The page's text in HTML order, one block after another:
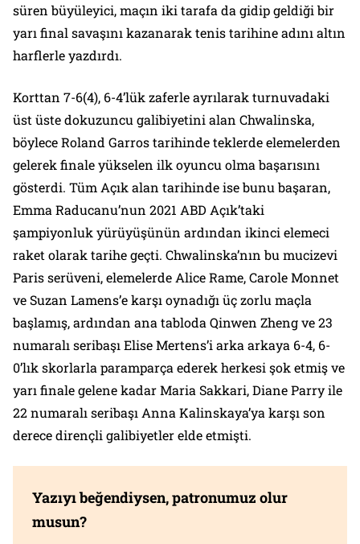
süren büyüleyici, maçın iki tarafa da gidip geldiği bir
yarı final savaşını kazanarak tenis tarihine adını altın
harflerle yazdırdı.
Korttan 7-6(4), 6-4’lük zaferle ayrılarak turnuvadaki
üst üste dokuzuncu galibiyetini alan Chwalinska,
böylece Roland Garros tarihinde teklerde elemelerden
gelerek finale yükselen ilk oyuncu olma başarısını
gösterdi. Tüm Açık alan tarihinde ise bunu başaran,
Emma Raducanu’nun 2021 ABD Açık’taki
şampiyonluk yürüyüşünün ardından ikinci elemeci
raket olarak tarihe geçti. Chwalinska’nın bu mucizevi
Paris serüveni, elemelerde Alice Rame, Carole Monnet
ve Suzan Lamens’e karşı oynadığı üç zorlu maçla
başlamış, ardından ana tabloda Qinwen Zheng ve 23
numaralı seribaşı Elise Mertens’i arka arkaya 6-4, 6-
0’lık skorlarla paramparça ederek herkesi şok etmiş ve
yarı finale gelene kadar Maria Sakkari, Diane Parry ile
22 numaralı seribaşı Anna Kalinskaya’ya karşı son
derece dirençli galibiyetler elde etmişti.
Yazıyı beğendiysen, patronumuz olur
musun?